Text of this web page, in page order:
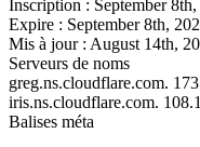
Inscription : September
Expire : September 8th,
Mis à jour : August 14th,
Serveurs de noms
greg.ns.cloudflare.com.
iris.ns.cloudflare.com.
Balises méta